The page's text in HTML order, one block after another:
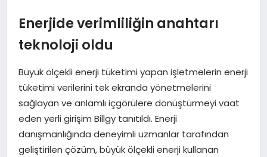
EĞITIM
EKONOMI
MAGAZIN
SAĞLIK
SIYASET
Enerjide verimliliğin anahtarı
teknoloji oldu
Büyük ölçekli enerji tüketimi yapan işletmelerin enerji
tüketimi verilerini tek ekranda yönetmelerini
sağlayan ve anlamlı içgörülere dönüştürmeyi vaat
eden yerli girişim Billgy tanıtıldı. Enerji
danışmanlığında deneyimli uzmanlar tarafından
geliştirilen çözüm, büyük ölçekli enerji kullanan